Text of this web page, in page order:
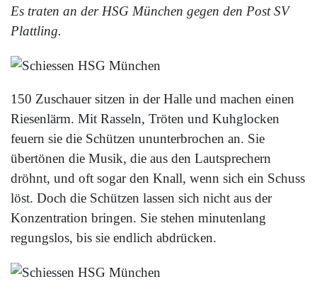
Es traten an der HSG München gegen den Post SV
Plattling.
150 Zuschauer sitzen in der Halle und machen einen
Riesenlärm. Mit Rasseln, Tröten und Kuhglocken
feuern sie die Schützen ununterbrochen an. Sie
übertönen die Musik, die aus den Lautsprechern
dröhnt, und oft sogar den Knall, wenn sich ein Schuss
löst. Doch die Schützen lassen sich nicht aus der
Konzentration bringen. Sie stehen minutenlang
regungslos, bis sie endlich abdrücken.